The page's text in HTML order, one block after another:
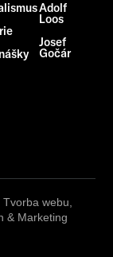
Adolf
Loos
Josef
Gočár
webu,
& Marketing